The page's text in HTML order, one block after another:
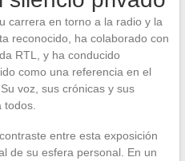
carrera en torno a la radio y la
reconocido, ha colaborado con
RTL, y ha conducido
como una referencia en el
voz, sus crónicas y sus
entre esta exposición
de su esfera personal. En un